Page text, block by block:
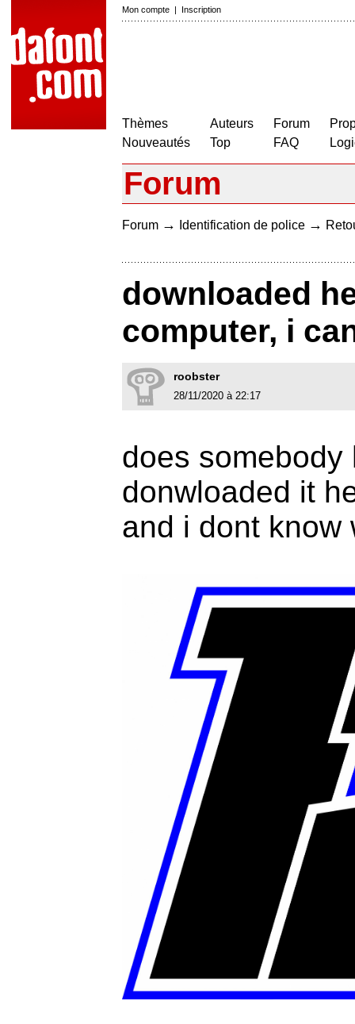
Mon compte | Inscription
Thèmes
Nouveautés
Auteurs
Top
Forum
FAQ
Forum
Forum → Identification de police →
downloaded
computer, i
roobster
28/11/2020 à 22:17
does
donwloaded it
and i dont know